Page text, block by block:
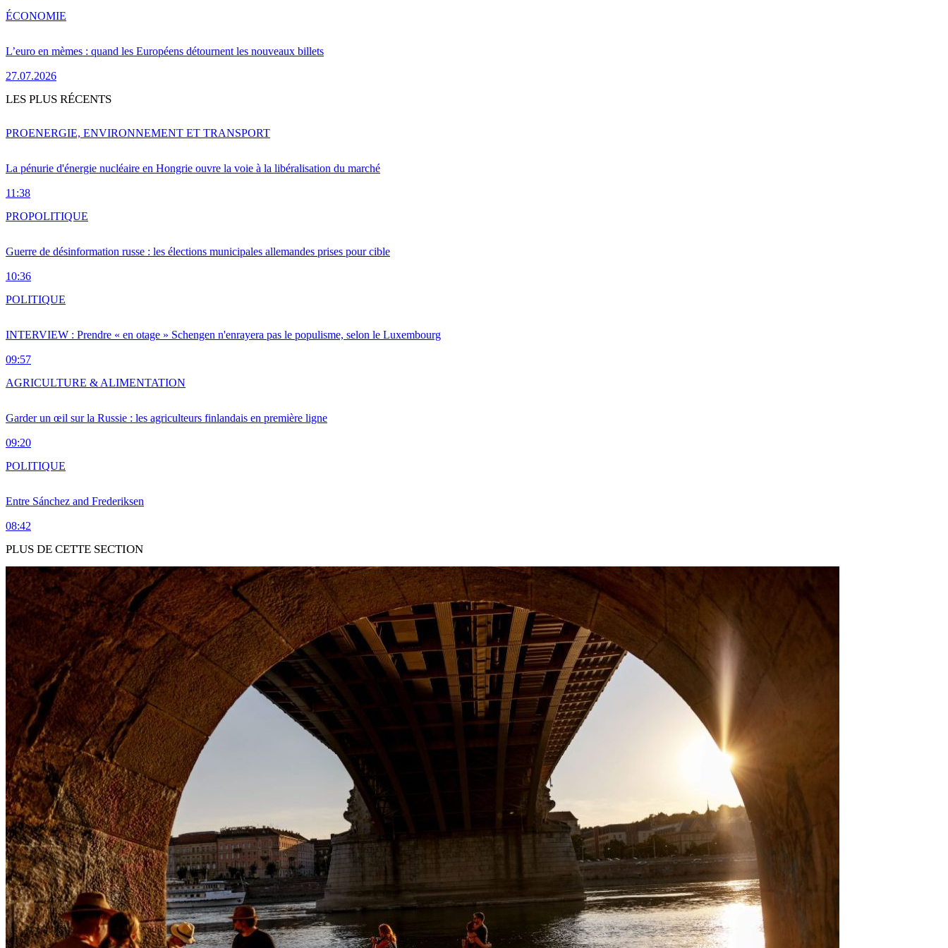
L’euro en mèmes : quand les Européens détournent les nouveaux billets
27.07.2026
ÉCONOMIE
LES PLUS RÉCENTS
La pénurie d'énergie nucléaire en Hongrie ouvre la voie à la libéralisation du marché
11:38
PROENERGIE, ENVIRONNEMENT ET TRANSPORT
Guerre de désinformation russe : les élections municipales allemandes prises pour cible
10:36
PROPOLITIQUE
INTERVIEW : Prendre « en otage » Schengen n'enrayera pas le populisme, selon le Luxembourg
09:57
POLITIQUE
Garder un œil sur la Russie : les agriculteurs finlandais en première ligne
09:20
AGRICULTURE & ALIMENTATION
Entre Sánchez and Frederiksen
08:42
POLITIQUE
PLUS DE CETTE SECTION